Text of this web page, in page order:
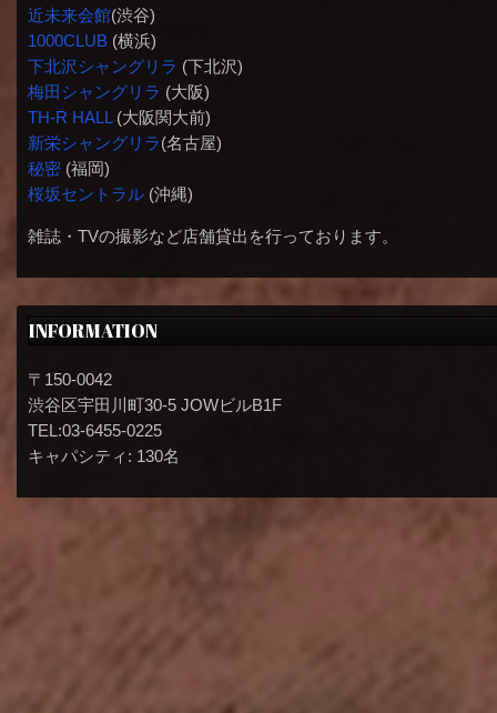
近未来会館(渋谷)
1000CLUB(横浜)
下北沢シャングリラ (下北沢)
梅田シャングリラ (大阪)
TH-R HALL(大阪関大前)
新栄シャングリラ(名古屋)
秘密(福岡)
桜坂セントラル(沖縄)
雑誌・TVの撮影など店舗貸出を行っております。
INFORMATION
〒150-0042
渋谷区宇田川町30-5 JOWビルB1F
TEL:03-6455-0225
キャパシティ: 130名